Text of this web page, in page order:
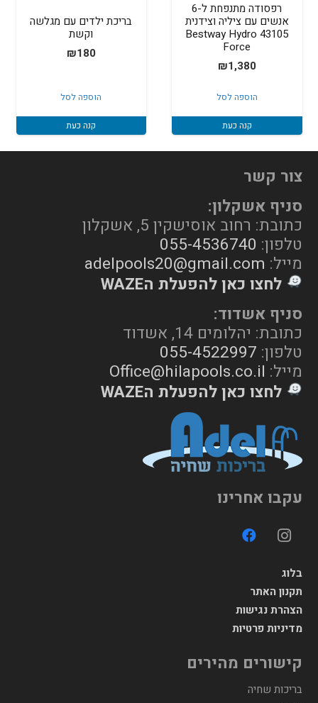
רפסודה מתנפחת ל-6
אנשים עם ציליה וצידנית
43105 Bestway Hydro
Force
₪1,380
הוספה לסל
קנה כעת
בריכת ילדים עם מגלשה
וקשת
₪180
הוספה לסל
קנה כעת
צור קשר
סניף אשקלון:
כתובת: רחוב אוסישקין 5, אשקלון
טלפון: 055-4536740
מייל: adelpools20@gmail.com
לחצו כאן להפעלת הWAZE
סניף אשדוד:
כתובת: יהלומים 14, אשדוד
טלפון: 055-4522997
מייל: Office@hilapools.co.il
לחצו כאן להפעלת הWAZE
עקבו אחרינו
בלוג
תקנון האתר
הצהרת נגישות
מדיניות פרטיות
קישורים מהירים
בריכות שחיה